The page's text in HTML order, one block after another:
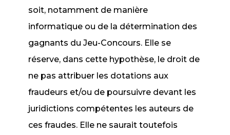
soit, notamment de manière
informatique ou de la détermination des
gagnants du Jeu-Concours. Elle se
réserve, dans cette hypothèse, le droit de
ne pas attribuer les dotations aux
fraudeurs et/ou de poursuivre devant les
juridictions compétentes les auteurs de
ces fraudes. Elle ne saurait toutefois